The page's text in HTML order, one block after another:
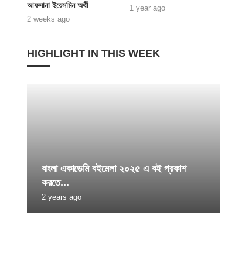
আফসানা ইয়েসমিন অর্থী
2 weeks ago
1 year ago
HIGHLIGHT IN THIS WEEK
বাংলা একাডেমি বইমেলা ২০২৫ এ বই প্রকাশ
করতে...
2 years ago